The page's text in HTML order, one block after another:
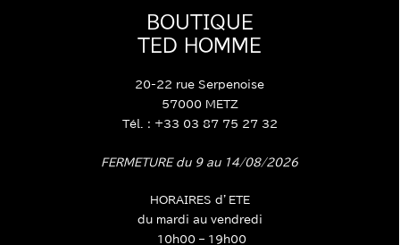
BOUTIQUE
TED HOMME
20-22 rue Serpenoise
57000 METZ
Tél. : +33 03 87 75 27 32
FERMETURE du 9 au 14/08/2026
HORAIRES d’ETE
du mardi au vendredi
10h00 – 19h00